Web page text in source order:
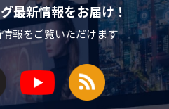
最新情報をお届け！
報をご覧いただけます